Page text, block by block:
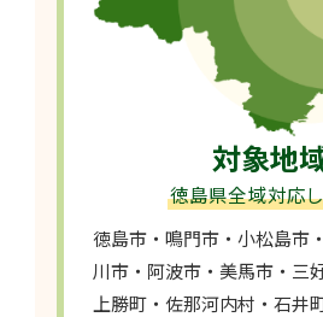
対象地
徳島県全域対応し
徳島市・鳴門市・小松島市
川市・阿波市・美馬市・三
上勝町・佐那河内村・石井